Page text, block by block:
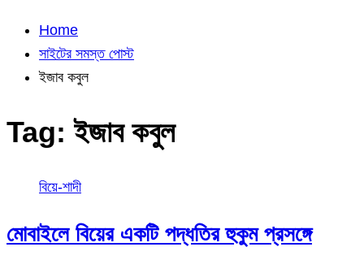
Home
সাইটের সমস্ত পোস্ট
ইজাব কবুল
Tag:ইজাব কবুল
বিয়ে-শাদী
মোবাইলে বিয়ের একটি পদ্ধতির হুকুম প্রসঙ্গে